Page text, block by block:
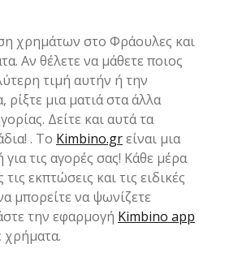
χρημάτων στο Φράουλες και
Αν θέλετε να μάθετε ποιος
τιμή αυτήν ή την
μια ματιά στα άλλα
Δείτε και αυτά τα
. Το Kimbino.grείναι μια
για τις αγορές σας! Κάθε μέρα
εκπτώσεις και τις ειδικές
μπορείτε να ψωνίζετε
την εφαρμογή Kimbino app
χρήματα.